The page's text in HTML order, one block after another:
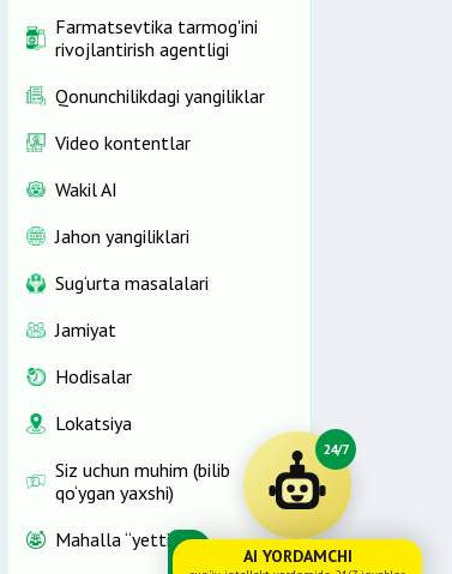
Farmatsevtika tarmog'ini
rivojlantirish agentligi
Qonunchilikdagi yangiliklar
Video kontentlar
Wakil AI
Jahon yangiliklari
Sug‘urta masalalari
Jamiyat
Hodisalar
Lokatsiya
Siz uchun muhim (bilib
qo‘ygan yaxshi)
Mahalla “yettiligi”
24/7
AI YORDAMCHI